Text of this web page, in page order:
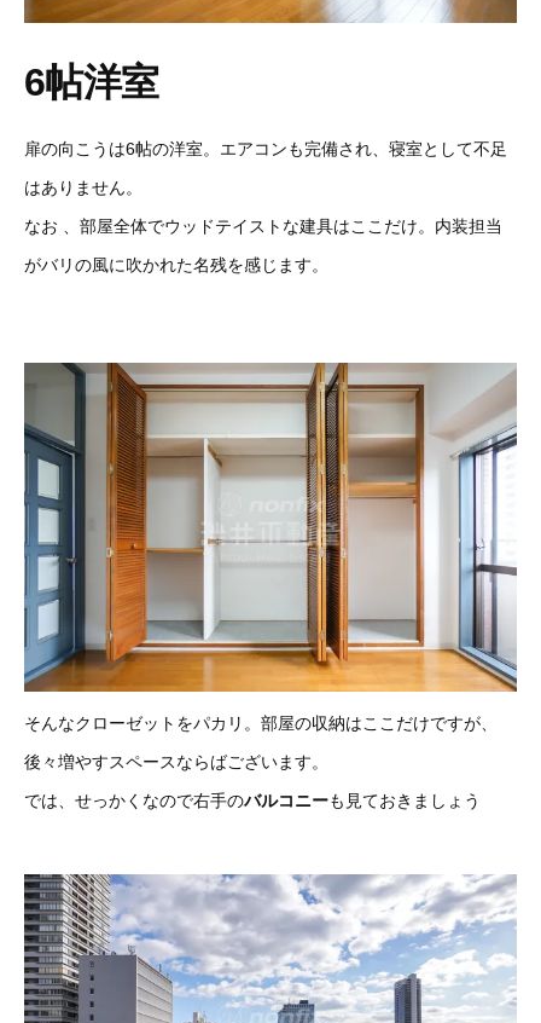
6帖洋室
扉の向こうは6帖の洋室。エアコンも完備され、寝室として不足
はありません。
なお 、部屋全体でウッドテイストな建具はここだけ。内装担当
がバリの風に吹かれた名残を感じます。
そんなクローゼットをパカリ。 部屋の収納はここだけですが、
後々増やすスペースならばございます。
では、せっかくなので右手のバルコニーも見ておきましょう